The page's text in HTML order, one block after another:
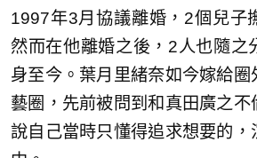
1997年3月協議離婚，2個兒子
然而在他離婚之後，2人也隨之
身至今。葉月里緒奈如今嫁給圈
藝圈，先前被問到和真田廣之
說自己當時只懂得追求想要的，